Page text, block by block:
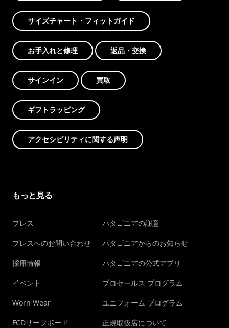
サイズチャート・フィットガイド
お手入れと修理 返品・交換
サインイン 買取
ギフトラッピング
アクセシビリティに関する声明
もっと見る
プレス
プレスへのお問い合わせ
採用情報
イベント
Worn Wear
FCDサーフボード
パタゴニアの謝意
パタゴニアからのお知らせ
パタゴニアの公式アプリ
プロセールス プログラム
ユニフォーム プログラム
正規取扱店について